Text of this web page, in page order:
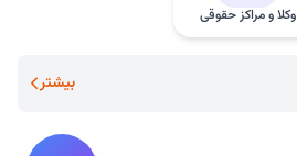
وکلا و مراکز حقوقی
بیشتر